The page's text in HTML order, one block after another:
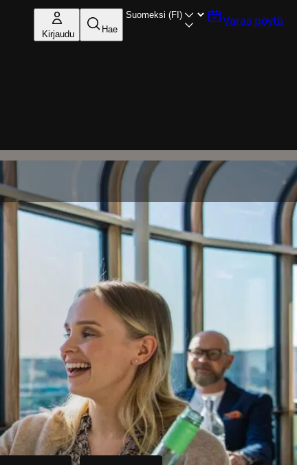
Kirjaudu Hae
Varaa pöytä